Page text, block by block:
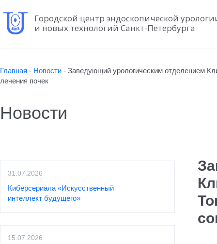
Городской центр эндоскопической
и новых технологий Санкт-Петербурга
Главная - Новости - Заведующий урологическим отделением
лечения почек
Новости
31.07.2026
Киберсериала «Искусственный
интеллект будущего»
15.07.2026